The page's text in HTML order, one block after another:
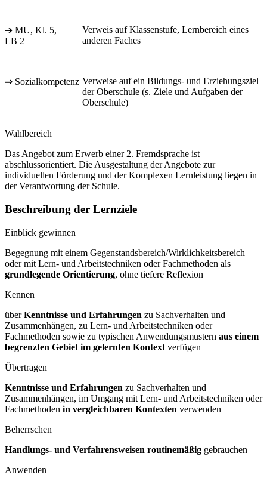
➔ MU, Kl. 5,
LB 2
Verweis auf Klassenstufe, Lernbereich eines
anderen Faches
⇒ Sozialkompetenz Verweise auf ein Bildungs- und Erziehungsziel
der Oberschule (s. Ziele und Aufgaben der
Oberschule)
Wahlbereich
Das Angebot zum Erwerb einer 2. Fremdsprache ist
abschlussorientiert. Die Ausgestaltung der Angebote zur
individuellen Förderung und der Komplexen Lernleistung liegen in
der Verantwortung der Schule.
Beschreibung der Lernziele
Einblick gewinnen
Begegnung mit einem Gegenstandsbereich/Wirklichkeitsbereich
oder mit Lern- und Arbeitstechniken oder Fachmethoden als
grundlegende Orientierung, ohne tiefere Reflexion
Kennen
überKenntnisse und Erfahrungen zu Sachverhalten und
Zusammenhängen, zu Lern- und Arbeitstechniken oder
Fachmethoden sowie zu typischen Anwendungsmustern aus einem
begrenzten Gebiet im gelernten Kontext verfügen
Übertragen
Kenntnisse und Erfahrungen zu Sachverhalten und
Zusammenhängen, im Umgang mit Lern- und Arbeitstechniken oder
Fachmethoden in vergleichbaren Kontexten verwenden
Beherrschen
Handlungs- und Verfahrensweisen routinemäßig gebrauchen
Anwenden